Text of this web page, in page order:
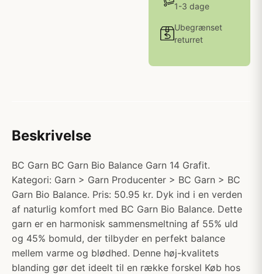
1-3 dage
Ubegrænset
returret
Beskrivelse
BC Garn BC Garn Bio Balance Garn 14 Grafit.
Kategori: Garn > Garn Producenter > BC Garn > BC
Garn Bio Balance. Pris: 50.95 kr. Dyk ind i en verden
af naturlig komfort med BC Garn Bio Balance. Dette
garn er en harmonisk sammensmeltning af 55% uld
og 45% bomuld, der tilbyder en perfekt balance
mellem varme og blødhed. Denne høj-kvalitets
blanding gør det ideelt til en række forskel Køb hos